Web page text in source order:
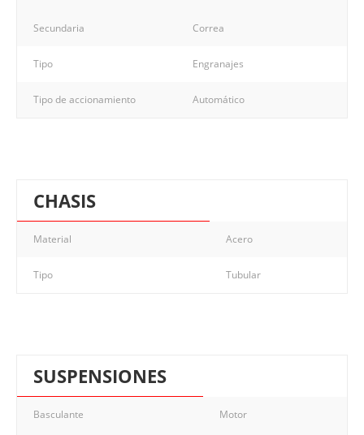
Secundaria Correa
Tipo Engranajes
Tipo de accionamiento Automático
CHASIS
Material Acero
Tipo Tubular
SUSPENSIONES
Basculante Motor